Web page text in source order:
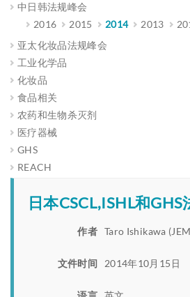
中日韩法规峰会
2016
2015 2014 2013
亚太化妆品法规峰会
工业化学品
化妆品
食品相关
农药和生物杀灭剂
医疗器械
GHS
REACH
日本CSCL,ISHL和GHS
作者 Taro Ishikawa
文件时间 2014年10月15日